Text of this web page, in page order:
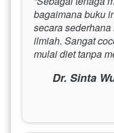
bagaimana buku
secara
ilmiah. Sangat
mulai diet tanpa
Dr. Sinta